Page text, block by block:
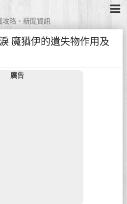
攻略、新聞資訊
魔猶伊的遺失物作用及
廣告